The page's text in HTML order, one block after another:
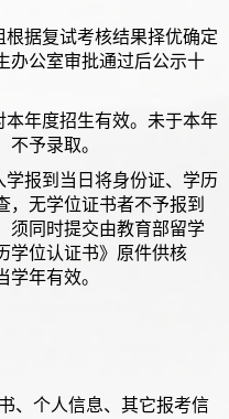
据复试考核结果择优确定
办公室审批通过后公示十
年度招生有效。未于本年
予录取。
报到当日将身份证、学历
，无学位证书者不予报到
须同时提交由教育部留学
学位认证书》原件供核
年有效。
、个人信息、其它报考信